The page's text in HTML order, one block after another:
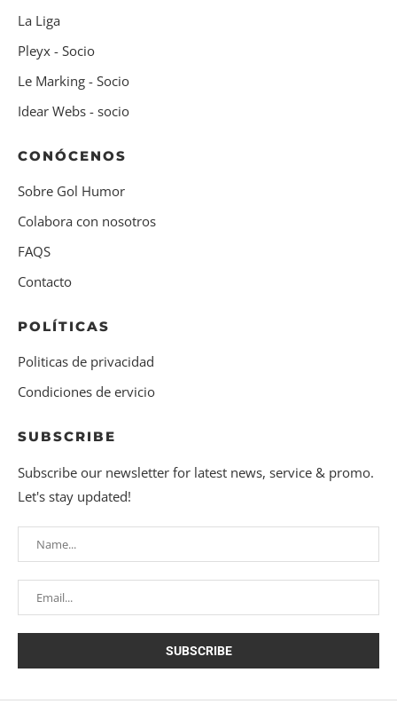
La Liga
Pleyx - Socio
Le Marking - Socio
Idear Webs - socio
CONÓCENOS
Sobre Gol Humor
Colabora con nosotros
FAQS
Contacto
POLÍTICAS
Politicas de privacidad
Condiciones de ervicio
SUBSCRIBE
Subscribe our newsletter for latest news, service & promo.
Let's stay updated!